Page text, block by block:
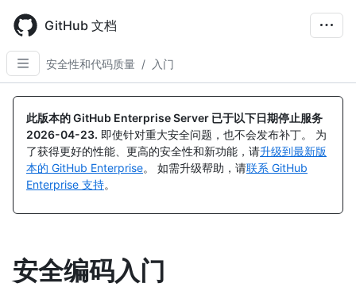
main
content
GitHub 文档
安全性和代码质量 / 入门
此版本的 GitHub Enterprise Server 已于以下日期停止服务
2026-04-23. 即使针对重大安全问题，也不会发布补丁。 为
了获得更好的性能、更高的安全性和新功能，请升级到最新版
本的 GitHub Enterprise。 如需升级帮助，请联系 GitHub
Enterprise 支持。
安全编码入门